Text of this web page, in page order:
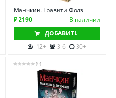
Манчкин. Гравити Фолз
₽ 2190
В наличии
ДОБАВИТЬ
12+
3-6 30+
(0)